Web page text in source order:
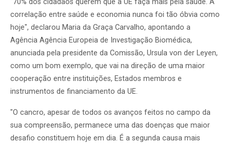
"70% dos cidadãos querem que a UE faça mais pela saúde. A
correlação entre saúde e economia nunca foi tão óbvia como
hoje", declarou Maria da Graça Carvalho, apontando a
Agência Agência Europeia de Investigação Biomédica,
anunciada pela presidente da Comissão, Ursula von der Leyen,
como um bom exemplo, que vai na direção de uma maior
cooperação entre instituições, Estados membros e
instrumentos de financiamento da UE.
"O cancro, apesar de todos os avanços feitos no campo da
sua compreensão, permanece uma das doenças que maior
desafio constituem hoje em dia. É a segunda causa mais